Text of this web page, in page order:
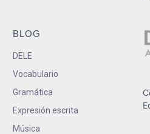
BLOG
DELE
Vocabulario
Gramática
Expresión escrita
Música